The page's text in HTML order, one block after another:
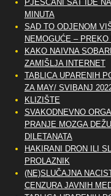
PJEŠČANI SAT IDE
MINUTA
SAD TO ODJENOM
NEMOGUĆE – PREKO
KAKO NAIVNA
ZAMIŠLJA INTERNET
TABLICA UPARENIH
ZA MAY/ SVIBANJ
KLIZIŠTE
SVAKODNEVNO
PRANJE MOZGA
DILETANATA
HAKIRANI DRON ILI
PROLAZNIK
(NE)SLUČAJNA
CENZURA JAVNIH